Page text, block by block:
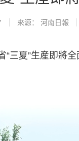
來源： 河南日報
夏”生産即將全